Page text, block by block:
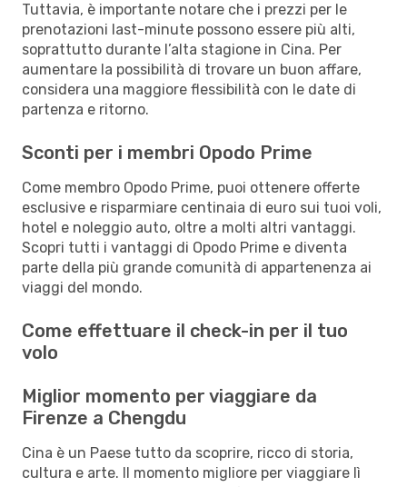
Tuttavia, è importante notare che i prezzi per le
prenotazioni last-minute possono essere più alti,
soprattutto durante l’alta stagione in Cina. Per
aumentare la possibilità di trovare un buon affare,
considera una maggiore flessibilità con le date di
partenza e ritorno.
Sconti per i membri Opodo Prime
Come membro Opodo Prime, puoi ottenere offerte
esclusive e risparmiare centinaia di euro sui tuoi voli,
hotel e noleggio auto, oltre a molti altri vantaggi.
Scopri tutti i vantaggi di Opodo Prime e diventa
parte della più grande comunità di appartenenza ai
viaggi del mondo.
Come effettuare il check-in per il tuo
volo
Miglior momento per viaggiare da
Firenze a Chengdu
Cina è un Paese tutto da scoprire, ricco di storia,
cultura e arte. Il momento migliore per viaggiare lì